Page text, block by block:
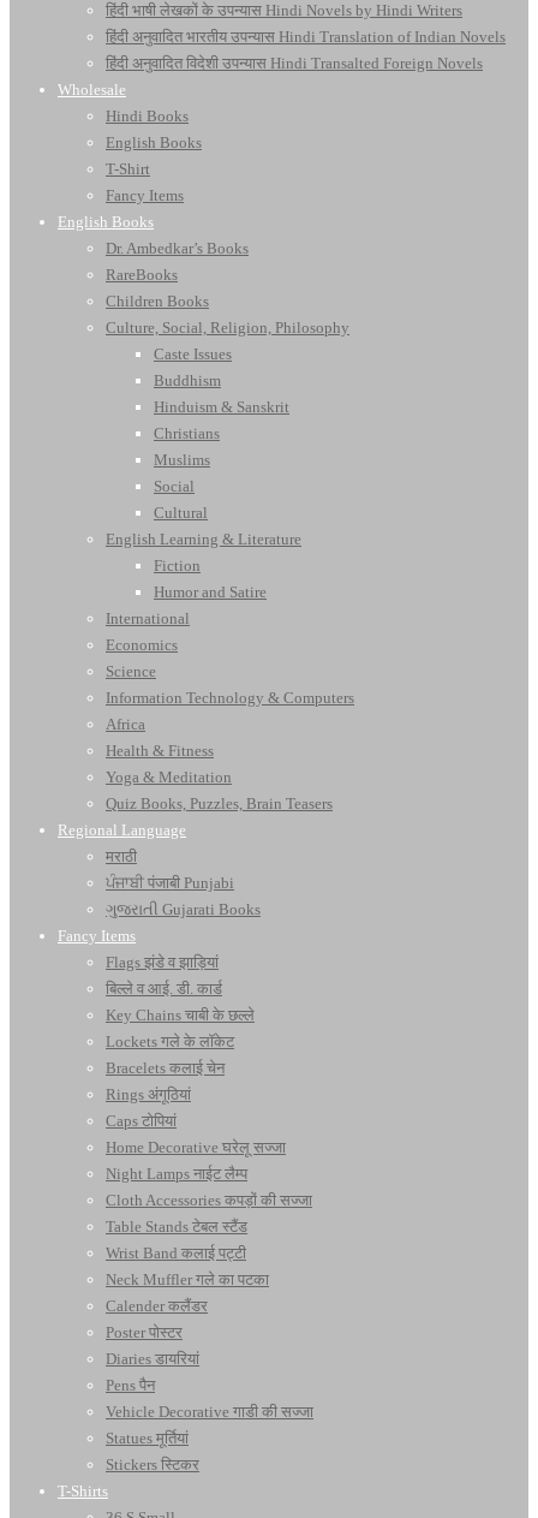
हिंदी भाषी लेखकों के उपन्यास Hindi Novels by Hindi Writers
हिंदी अनुवादित भारतीय उपन्यास Hindi Translation of Indian Novels
हिंदी अनुवादित विदेशी उपन्यास Hindi Transalted Foreign Novels
Wholesale
Hindi Books
English Books
T-Shirt
Fancy Items
English Books
Dr. Ambedkar’s Books
RareBooks
Children Books
Culture, Social, Religion, Philosophy
Caste Issues
Buddhism
Hinduism & Sanskrit
Christians
Muslims
Social
Cultural
English Learning & Literature
Fiction
Humor and Satire
International
Economics
Science
Information Technology & Computers
Africa
Health & Fitness
Yoga & Meditation
Quiz Books, Puzzles, Brain Teasers
Regional Language
मराठी
ਪੰਜਾਬੀ पंजाबी Punjabi
ગુજરાતી Gujarati Books
Fancy Items
Flags झंडे व झाड़ियां
बिल्ले व आई. डी. कार्ड
Key Chains चाबी के छल्ले
Lockets गले के लॉकेट
Bracelets कलाई चेन
Rings अंगूठियां
Caps टोपियां
Home Decorative घरेलू सज्जा
Night Lamps नाईट लैम्प
Cloth Accessories कपड़ों की सज्जा
Table Stands टेबल स्टैंड
Wrist Band कलाई पट्टी
Neck Muffler गले का पटका
Calender कलैंडर
Poster पोस्टर
Diaries डायरियां
Pens पैन
Vehicle Decorative गाडी की सज्जा
Statues मूर्तियां
Stickers स्टिकर
T-Shirts